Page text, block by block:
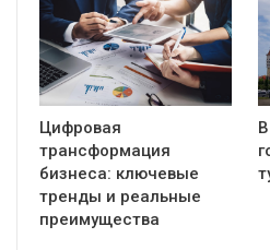
Цифровая
трансформация
бизнеса: ключевые
тренды и реальные
преимущества